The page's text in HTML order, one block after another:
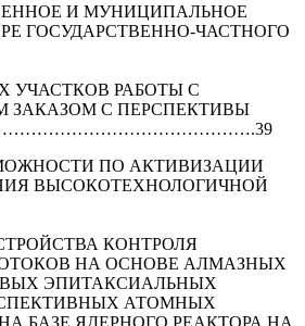
И МУНИЦИПАЛЬНОЕ
ГОСУДАРСТВЕННО-ЧАСТНОГО
УЧАСТКОВ РАБОТЫ С
ЗАКАЗОМ С ПЕРСПЕКТИВЫ
ПО АКТИВИЗАЦИИ
ВЫСОКОТЕХНОЛОГИЧНОЙ
КОНТРОЛЯ
НА ОСНОВЕ АЛМАЗНЫХ
ЭПИТАКСИАЛЬНЫХ
АТОМНЫХ
БАЗЕ ЯДЕРНОГО РЕАКТОРА НА